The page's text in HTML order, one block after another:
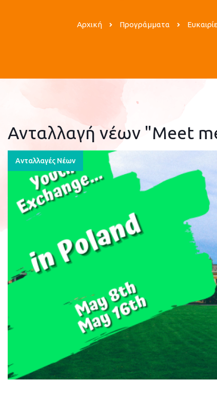
Αρχική Προγράμματα
Ανταλλαγή νέων "Meet
Ανταλλαγές Νέων